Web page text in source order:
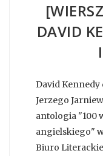
DAVID
David Kennedy
Jerzego
antologia "100
angielskiego"
Biuro